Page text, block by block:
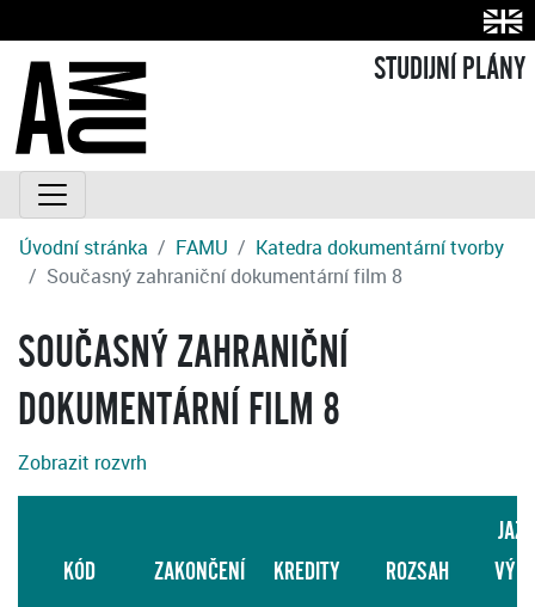
STUDIJNÍ PLÁNY
Úvodní stránka FAMU
Katedra dokumentární tvorby
Současný zahraniční dokumentární film 8
SOUČASNÝ ZAHRANIČNÍ
DOKUMENTÁRNÍ FILM 8
Zobrazit rozvrh
KÓD ZAKONČENÍ KREDITY ROZSAH